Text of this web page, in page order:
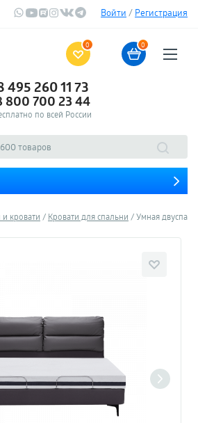
Войти / Регистрация
0 0
495 260 11 73
800 700 23 44
по всей России
кровати Кровати для спальни Умная